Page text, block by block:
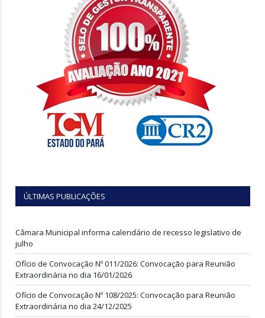
ÚLTIMAS PUBLICAÇÕES
Câmara Municipal informa calendário de recesso legislativo de
julho
Ofício de Convocação Nº 011/2026: Convocação para Reunião
Extraordinária no dia 16/01/2026
Ofício de Convocação Nº 108/2025: Convocação para Reunião
Extraordinária no dia 24/12/2025